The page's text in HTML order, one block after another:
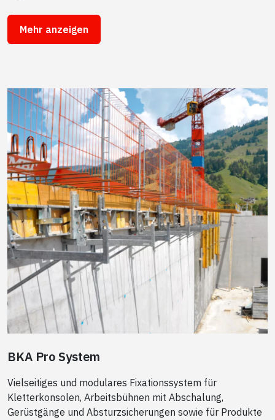
Mehr anzeigen
BKA Pro System
Vielseitiges und modulares Fixationssystem für
Kletterkonsolen, Arbeitsbühnen mit Abschalung,
Gerüstgänge und Absturzsicherungen sowie für Produkte